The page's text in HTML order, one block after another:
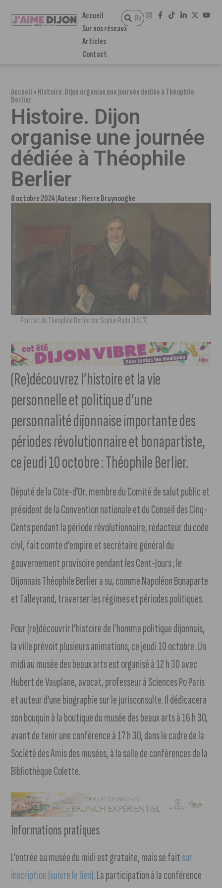
Accueil
Sur nos réseaux
Articles
Contact
Accueil»Histoire. Dijon organise une journée dédiée à Théophile
Berlier
Histoire. Dijon
organise une journée
dédiée à Théophile
Berlier
8 octobre 2024 Auteur :Pierre Bruynooghe
Portrait de Théophile Berlier par Sophie Rude (1817)
(Re)découvrez l’histoire et la vie
personnelle et politique d’une
personnalité dijonnaise importante des
périodes révolutionnaire et bonapartiste,
ce jeudi 10 octobre : Théophile Berlier.
Député de la Côte-d’Or, membre du Comité de salut public et
président de la Convention nationale et du Conseil des Cinq-
Cents pendant la période révolutionnaire, rédacteur du code
civl, fait comte d’empire et secrétaire général du
gouvernement provisoire pendant les Cent-Jours ; le
Dijonnais Théophile Berlier a su, comme Napoléon Bonaparte
et Talleyrand, traverser les régimes et périodes politiques.
Pour (re)découvrir l’histoire de l’homme politique dijonnais,
la ville prévoit plusieurs animations, ce jeudi 10 octobre. Un
midi au musée des beaux arts est organisé à 12 h 30 avec
Hubert de Vauplane, avocat, professeur à Sciences Po Paris
et auteur d’une biographie sur le jurisconsulte. Il dédicacera
son bouquin à la boutique du musée des beaux arts à 16 h 30,
avant de tenir une conférence à 17 h 30, dans le cadre de la
Société des Amis des musées, à la salle de conférences de la
Bibliothèque Colette.
Informations pratiques
L’entrée au musée du midi est gratuite, mais se faitsur
inscription (suivre le lien). La participation à la conférence